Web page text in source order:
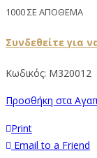
1000 ΣΕ ΑΠΌΘΕΜΑ
Συνδεθείτε για
Κωδικός: M320012
Προσθήκη στα
Print
Email to a Friend